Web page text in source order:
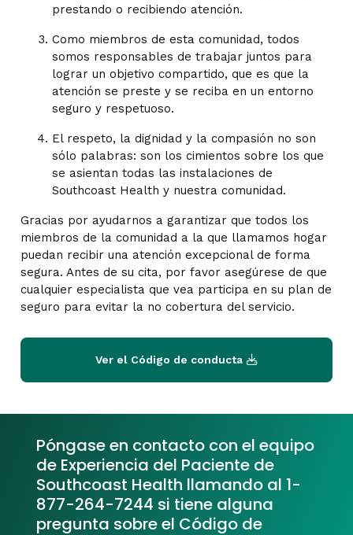
prestando o recibiendo atención.
Como miembros de esta comunidad, todos
somos responsables de trabajar juntos para
lograr un objetivo compartido, que es que la
atención se preste y se reciba en un entorno
seguro y respetuoso.
El respeto, la dignidad y la compasión no son
sólo palabras: son los cimientos sobre los que
se asientan todas las instalaciones de
Southcoast Health y nuestra comunidad.
Gracias por ayudarnos a garantizar que todos los
miembros de la comunidad a la que llamamos hogar
puedan recibir una atención excepcional de forma
segura. Antes de su cita, por favor asegúrese de que
cualquier especialista que vea participa en su plan de
seguro para evitar la no cobertura del servicio.
Ver el Código de conducta
Póngase en contacto con el equipo
de Experiencia del Paciente de
Southcoast Health llamando al 1-
877-264-7244 si tiene alguna
pregunta sobre el Código de